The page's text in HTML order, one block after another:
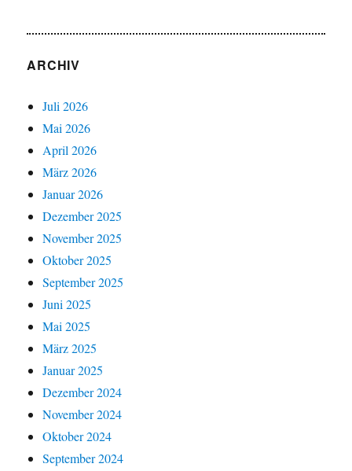
ARCHIV
Juli 2026
Mai 2026
April 2026
März 2026
Januar 2026
Dezember 2025
November 2025
Oktober 2025
September 2025
Juni 2025
Mai 2025
März 2025
Januar 2025
Dezember 2024
November 2024
Oktober 2024
September 2024